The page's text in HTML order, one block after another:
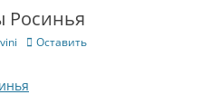
Росинья
Оставить